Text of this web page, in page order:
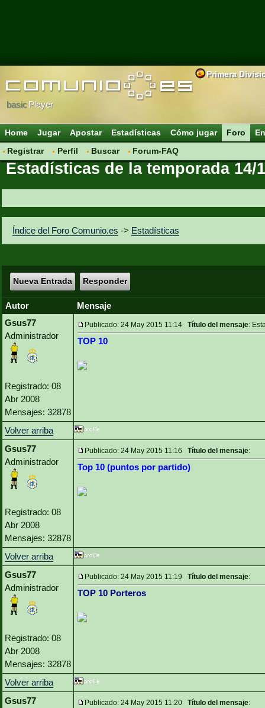
Primera
basicPlayer
Home Jugar Apostar Estadísticas Cómo jugar
Foro
Registrar
Perfil Buscar Forum-FAQ
Estadísticas de la temporada 14/
Índice del Foro Comunio.es -> Estadísticas
Nueva Entrada Responder
Autor
Mensaje
Gsus77
Administrador
Registrado: 08
Abr 2008
Mensajes: 32878
Publicado: 24 May 2015 11:14 Título del mensaje:
TOP 10
Volver arriba
Gsus77
Administrador
Registrado: 08
Abr 2008
Mensajes: 32878
Publicado: 24 May 2015 11:16 Título del mensaje:
Top 10 (puntos por partido)
Volver arriba
Gsus77
Administrador
Registrado: 08
Abr 2008
Mensajes: 32878
Publicado: 24 May 2015 11:19 Título del mensaje:
TOP 10 Porteros
Volver arriba
Gsus77
Publicado: 24 May 2015 11:20 Título del mensaje: